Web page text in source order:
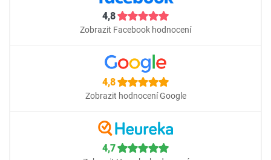
4,8
Zobrazit Facebook hodnocení
4,8
Zobrazit hodnocení Google
4,7